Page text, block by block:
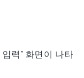
력” 화면이 나타